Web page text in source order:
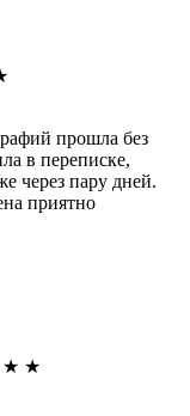
прошла без
в переписке,
через пару дней.
приятно
★ ★